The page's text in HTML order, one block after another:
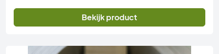
€ 35,45.
is:
€ 32,95.
Bekijk product